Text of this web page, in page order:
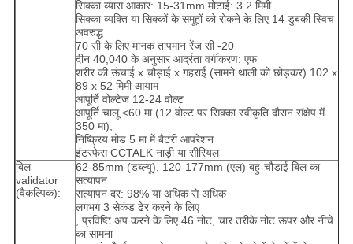
सिक्का व्यास आकार: 15-31mm मोटाई: 3.2 मिमी
सिक्का व्यक्ति या सिक्कों के समूहों को रोकने के लिए 14 डुबकी स्विच
अवरुद्ध
70 सी के लिए मानक तापमान रेंज सी -20
दीन 40,040 के अनुसार आर्द्रता वर्गीकरण: एफ
शरीर की ऊंचाई x चौड़ाई x गहराई (सामने थाली को छोड़कर) 102 x
89 x 52 मिमी आयाम
आपूर्ति वोल्टेज 12-24 वोल्ट
आपूर्ति चालू <60 मा (12 वोल्ट पर सिक्का स्वीकृति दौरान संक्षेप में
350 मा),
निष्क्रिय मोड 5 मा में बैटरी आपरेशन
इंटरफेस CCTALK नाड़ी या सीरियल
बिल
validator
(वैकल्पिक):
62-85mm (डब्ल्यू), 120-177mm (एल) बहु-चौड़ाई बिल का
सत्यापन
सत्यापन दर: 98% या अधिक से अधिक
लगभग 3 सेकंड ढेर करने के लिए
, प्रविष्टि अप करने के लिए 46 नोट, चार तरीके नोट ऊपर और नीचे
का सामना